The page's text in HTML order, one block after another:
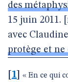
des
15 juin 2011.
avec
protège et ne
1 « En ce qui